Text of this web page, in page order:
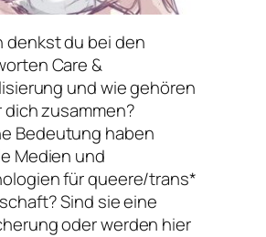
denkst du bei den
Care &
und wie gehören
dich zusammen?
Bedeutung haben
Medien und
für queere/trans*
Sind sie eine
oder werden hier